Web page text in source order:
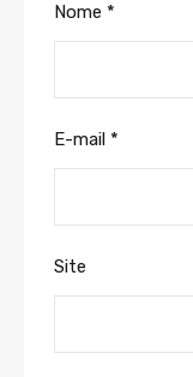
Nome *
E-mail *
Site